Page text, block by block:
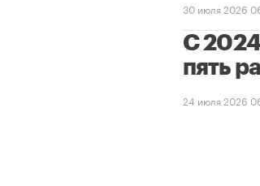
30 июля 2026
С 2024
пять
24 июля 2026